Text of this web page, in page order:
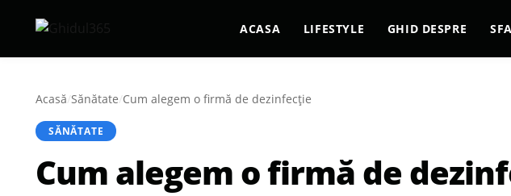
ACASA LIFESTYLE GHID DESPRE
Acasă/Sănătate/Cum alegem o firmă de dezinfecție
SĂNĂTATE
Cum alegem o firmă de